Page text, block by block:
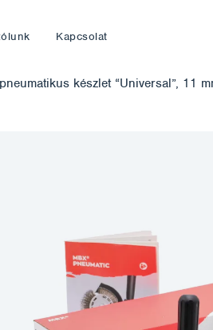
Kapcsolat
készlet “Universal”, 11